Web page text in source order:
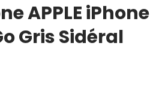
APPLE iPhone
Gris Sidéral